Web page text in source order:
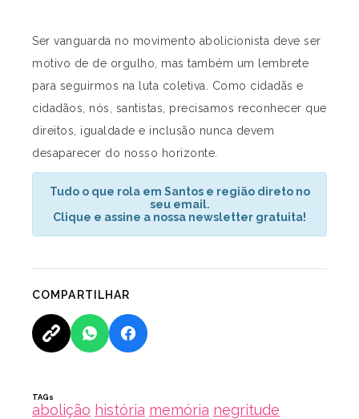
Ser vanguarda no movimento abolicionista deve ser
motivo de de orgulho, mas também um lembrete
para seguirmos na luta coletiva. Como cidadãs e
cidadãos, nós, santistas, precisamos reconhecer que
direitos, igualdade e inclusão nunca devem
desaparecer do nosso horizonte.
Tudo o que rola em Santos e região direto no
seu email.
Clique e assine a nossa newsletter gratuita!
COMPARTILHAR
TAGs
abolição história memória negritude